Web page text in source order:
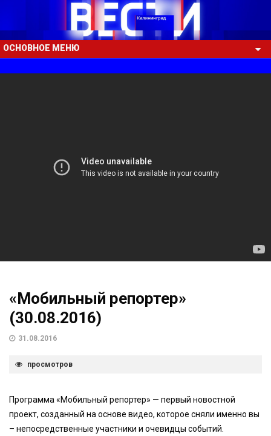
ОСНОВНОЕ МЕНЮ
«Мобильный репортер»
(30.08.2016)
31.08.2016
просмотров
Программа «Мобильный репортер» — первый новостной
проект, созданный на основе видео, которое сняли именно вы
– непосредственные участники и очевидцы событий.